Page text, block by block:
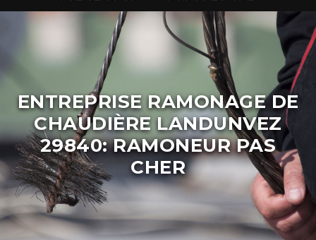
ENTREPRISE RAMONAGE DE
CHAUDIÈRE LANDUNVEZ
29840: RAMONEUR PAS
CHER